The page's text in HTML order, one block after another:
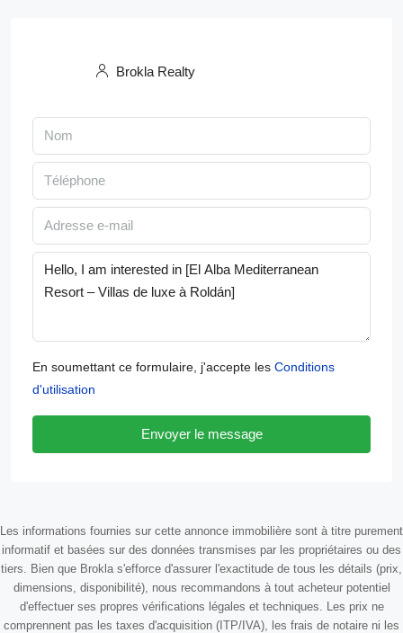
Brokla Realty
En soumettant ce formulaire, j'accepte les Conditions
d'utilisation
Envoyer le message
Les informations fournies sur cette annonce immobilière sont à titre purement
informatif et basées sur des données transmises par les propriétaires ou des
tiers. Bien que Brokla s'efforce d'assurer l'exactitude de tous les détails (prix,
dimensions, disponibilité), nous recommandons à tout acheteur potentiel
d'effectuer ses propres vérifications légales et techniques. Les prix ne
comprennent pas les taxes d'acquisition (ITP/IVA), les frais de notaire ni les